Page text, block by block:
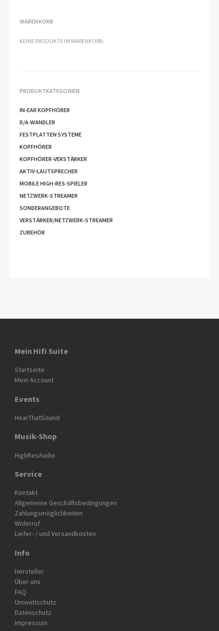
WARENKORB
KEINE PRODUKTE IM WARENKORB.
PRODUKTKATEGORIEN
IN-EAR KOPFHÖRER
D/A-WANDLER
FESTPLATTEN SYSTEME
KOPFHÖRER
KOPFHÖRER-VERSTÄRKER
AKTIV-LAUTSPRECHER
MOBILE HIGH-RES-SPIELER
NETZWERK-STREAMER
SONDERANGEBOTE
VERSTÄRKER/NETZWERK-STREAMER
ZUBEHÖR
Mein Hifi Suite
Startseite
Mein Account
Events
HearThatSound
Musik-Shop
HighResAudio
Service
Kontakt
Allgemeine Geschäftsbedingungen
Zahlungsmöglichkeiten
Widerruf
Liefer- / und Versandkosten
Info
Hersteller
Über uns
FAQ
Umweltschutz
Datenschutz
Impressum